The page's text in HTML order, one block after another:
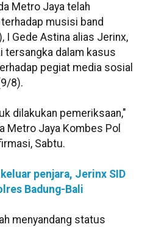
Metro Jaya telah
musisi band
I Gede Astina alias Jerinx,
tersangka dalam kasus
pegiat media sosial
8).
dilakukan pemeriksaan,"
Metro Jaya Kombes Pol
Sabtu.
penjara, Jerinx SID
Badung-Bali
menyandang status